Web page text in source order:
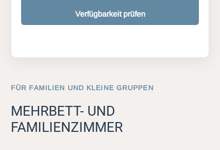
Verfügbarkeit prüfen
FÜR FAMILIEN UND KLEINE GRUPPEN
MEHRBETT- UND
FAMILIENZIMMER